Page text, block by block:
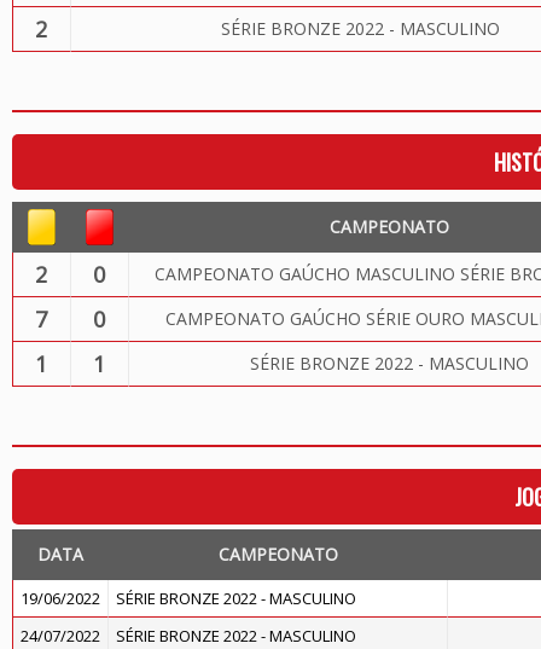
2 SÉRIE BRONZE 2022 - MASCULINO
CAMPEONATO
2 0 CAMPEONATO GAÚCHO MASCULINO SÉRIE
7 0 CAMPEONATO GAÚCHO SÉRIE OURO
1 1 SÉRIE BRONZE 2022 - MASCULINO
DATA CAMPEONATO
19/06/2022
SÉRIE BRONZE 2022 - MASCULINO
24/07/2022
SÉRIE BRONZE 2022 - MASCULINO